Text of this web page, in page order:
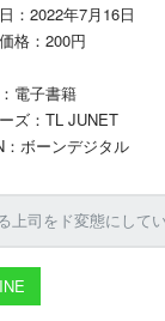
：2022年7月16日
格：200円
電子書籍
ズ：TL JUNET
：ボーンデジタル
上司をド変態にして